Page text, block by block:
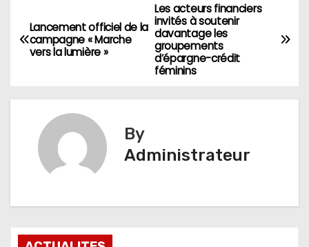
Navigation
de
Les acteurs financiers
invités à soutenir
davantage les
groupements
d’épargne-crédit
féminins
Lancement officiel de la
campagne « Marche
vers la lumière »
By
Administrateur